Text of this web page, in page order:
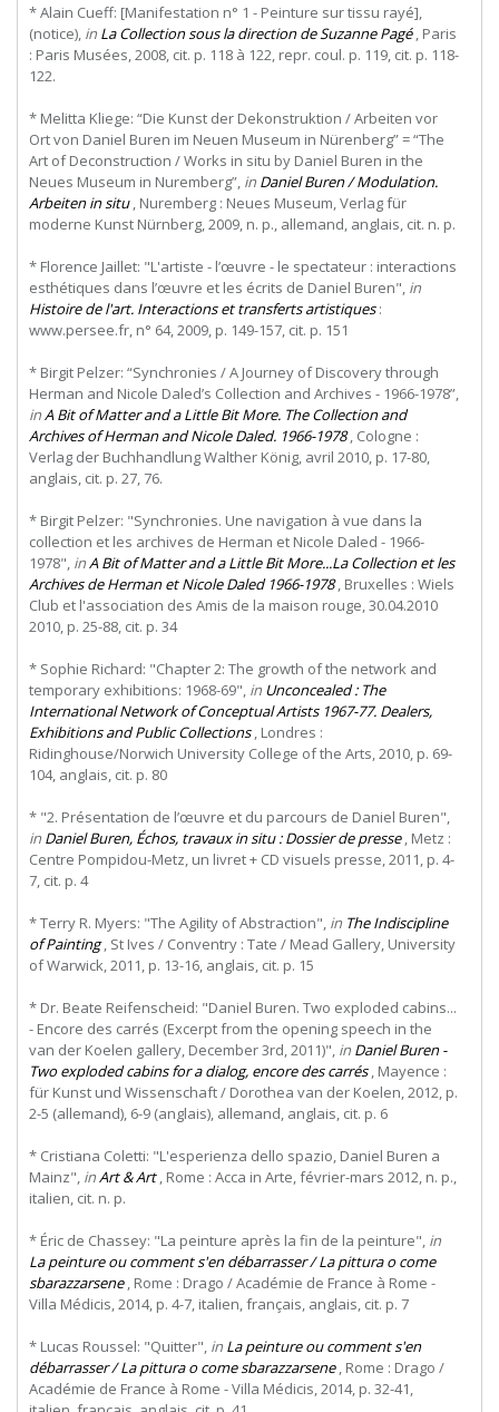
* Alain Cueff: [Manifestation n° 1 - Peinture sur tissu rayé],
(notice), in La Collection sous la direction de Suzanne Pagé, Paris
: Paris Musées, 2008, cit. p. 118 à 122, repr. coul. p. 119, cit. p. 118-
122.
* Melitta Kliege: “Die Kunst der Dekonstruktion / Arbeiten vor
Ort von Daniel Buren im Neuen Museum in Nürenberg” = “The
Art of Deconstruction / Works in situ by Daniel Buren in the
Neues Museum in Nuremberg”, in Daniel Buren / Modulation.
Arbeiten in situ, Nuremberg : Neues Museum, Verlag für
moderne Kunst Nürnberg, 2009, n. p., allemand, anglais, cit. n. p.
* Florence Jaillet: "L'artiste - l’œuvre - le spectateur : interactions
esthétiques dans l’œuvre et les écrits de Daniel Buren", in
Histoire de l'art. Interactions et transferts artistiques:
www.persee.fr, n° 64, 2009, p. 149-157, cit. p. 151
* Birgit Pelzer: “Synchronies / A Journey of Discovery through
Herman and Nicole Daled’s Collection and Archives - 1966-1978”,
inA Bit of Matter and a Little Bit More. The Collection and
Archives of Herman and Nicole Daled. 1966-1978, Cologne :
Verlag der Buchhandlung Walther König, avril 2010, p. 17-80,
anglais, cit. p. 27, 76.
* Birgit Pelzer: "Synchronies. Une navigation à vue dans la
collection et les archives de Herman et Nicole Daled - 1966-
1978", inA Bit of Matter and a Little Bit More...La Collection et les
Archives de Herman et Nicole Daled 1966-1978, Bruxelles : Wiels
Club et l'association des Amis de la maison rouge, 30.04.2010
2010, p. 25-88, cit. p. 34
* Sophie Richard: "Chapter 2: The growth of the network and
temporary exhibitions: 1968-69", in Unconcealed : The
International Network of Conceptual Artists 1967-77. Dealers,
Exhibitions and Public Collections, Londres :
Ridinghouse/Norwich University College of the Arts, 2010, p. 69-
104, anglais, cit. p. 80
* "2. Présentation de l’œuvre et du parcours de Daniel Buren",
in Daniel Buren, Échos, travaux in situ : Dossier de presse, Metz :
Centre Pompidou-Metz, un livret + CD visuels presse, 2011, p. 4-
7, cit. p. 4
* Terry R. Myers: "The Agility of Abstraction", in The Indiscipline
of Painting, St Ives / Conventry : Tate / Mead Gallery, University
of Warwick, 2011, p. 13-16, anglais, cit. p. 15
* Dr. Beate Reifenscheid: "Daniel Buren. Two exploded cabins...
- Encore des carrés (Excerpt from the opening speech in the
van der Koelen gallery, December 3rd, 2011)", in Daniel Buren -
Two exploded cabins for a dialog, encore des carrés, Mayence :
für Kunst und Wissenschaft / Dorothea van der Koelen, 2012, p.
2-5 (allemand), 6-9 (anglais), allemand, anglais, cit. p. 6
* Cristiana Coletti: "L'esperienza dello spazio, Daniel Buren a
Mainz", inArt & Art, Rome : Acca in Arte, février-mars 2012, n. p.,
italien, cit. n. p.
* Éric de Chassey: "La peinture après la fin de la peinture", in
La peinture ou comment s'en débarrasser / La pittura o come
sbarazzarsene, Rome : Drago / Académie de France à Rome -
Villa Médicis, 2014, p. 4-7, italien, français, anglais, cit. p. 7
* Lucas Roussel: "Quitter", in La peinture ou comment s'en
débarrasser / La pittura o come sbarazzarsene, Rome : Drago /
Académie de France à Rome - Villa Médicis, 2014, p. 32-41,